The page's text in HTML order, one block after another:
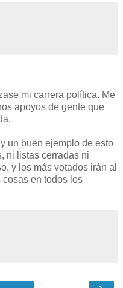
mi carrera política. Me
apoyos de gente que
un buen ejemplo de esto
ni listas cerradas ni
y los más votados irán al
en todos los